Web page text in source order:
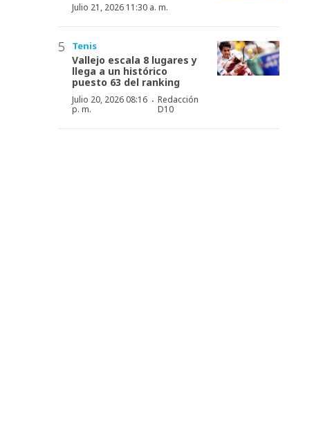
Julio 21, 2026 11:30 a. m.
Tenis
Vallejo escala 8 lugares y
llega a un histórico
puesto 63 del ranking
Julio 20, 2026 08:16
p. m.
· Redacción
D10